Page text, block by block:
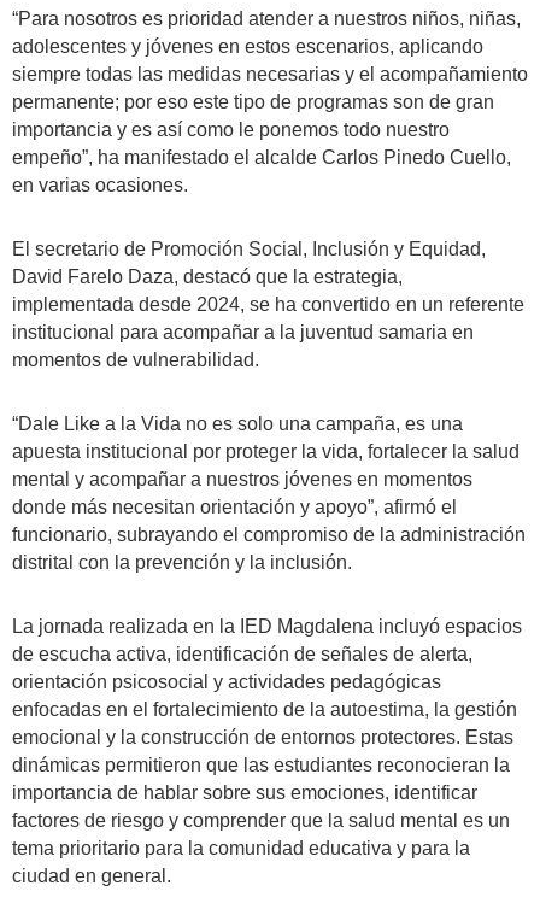
“Para nosotros es prioridad atender a nuestros niños, niñas,
adolescentes y jóvenes en estos escenarios, aplicando
siempre todas las medidas necesarias y el acompañamiento
permanente; por eso este tipo de programas son de gran
importancia y es así como le ponemos todo nuestro
empeño”, ha manifestado el alcalde Carlos Pinedo Cuello,
en varias ocasiones.
El secretario de Promoción Social, Inclusión y Equidad,
David Farelo Daza, destacó que la estrategia,
implementada desde 2024, se ha convertido en un referente
institucional para acompañar a la juventud samaria en
momentos de vulnerabilidad.
“Dale Like a la Vida no es solo una campaña, es una
apuesta institucional por proteger la vida, fortalecer la salud
mental y acompañar a nuestros jóvenes en momentos
donde más necesitan orientación y apoyo”, afirmó el
funcionario, subrayando el compromiso de la administración
distrital con la prevención y la inclusión.
La jornada realizada en la IED Magdalena incluyó espacios
de escucha activa, identificación de señales de alerta,
orientación psicosocial y actividades pedagógicas
enfocadas en el fortalecimiento de la autoestima, la gestión
emocional y la construcción de entornos protectores. Estas
dinámicas permitieron que las estudiantes reconocieran la
importancia de hablar sobre sus emociones, identificar
factores de riesgo y comprender que la salud mental es un
tema prioritario para la comunidad educativa y para la
ciudad en general.